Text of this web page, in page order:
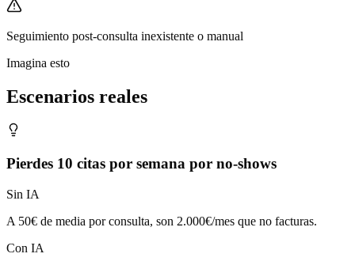
Seguimiento post-consulta inexistente o manual
Imagina esto
Escenarios reales
Pierdes 10 citas por semana por no-shows
Sin IA
A 50€ de media por consulta, son 2.000€/mes que no facturas.
Con IA